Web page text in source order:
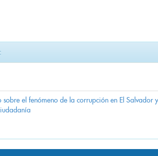
sobre el fenómeno de la corrupción en El Salvador